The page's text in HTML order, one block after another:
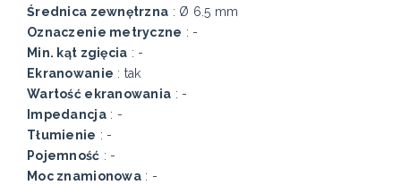
Średnica zewnętrzna : Ø 6.5 mm
Oznaczenie metryczne : -
Min. kąt zgięcia : -
Ekranowanie : tak
Wartość ekranowania : -
Impedancja: -
Tłumienie : -
Pojemność : -
Moc znamionowa: -